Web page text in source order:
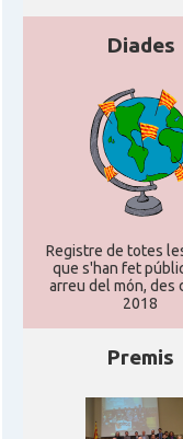
Consolat
Consolat
Consolat
Ambaixada
Diades
Registre de totes
que s'han fet
arreu del món, des
2018
Premis